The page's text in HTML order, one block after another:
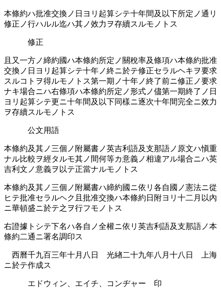
本條約ハ批准交換ノ日ヨリ起󠄁算シテ十年間及以下所󠄁定ノ通󠄁リ
修正ノ行ハルル迄ハ其ノ效力ヲ存續スルモノトス
修正
且又一方ノ締約國ハ本條約所󠄁定ノ關稅率󠄁及條項ハ本條約批准
交換ノ日ヨリ起󠄁算シテ十年ノ終󠄁ニ於テ修正セラルヘキヲ要󠄁求
スルコトヲ得ルモノトス第一期ノ十年ノ終󠄁了前ニ修正ノ要󠄁求
ナキ場合ニハ右條項ハ本條約所󠄁定ノ形式ノ儘第一期終󠄁了ノ日
ヨリ起󠄁算シテ更ニ十年間及以下同樣ニ逐󠄁次十年間完全ニ效力
ヲ存續スルモノトス
公文用語
本條約及其ノ三個ノ附屬書ノ英吉利語及支那語ノ原文ハ愼重
ナル比較ヲ經タルモ其ノ間何等カ意義ノ相違󠄂アル場合ニハ英
吉利文ノ意義ヲ以テ正當ナルモノトス
本條約及其ノ三個ノ附屬書ハ締約國ニ依リ各自國ノ憲法ニ從
ヒテ批准セラルヘク且批准交換ハ本條約日附ヨリ十二月以內
ニ華頓盛ニ於テ之ヲ行フモノトス
右證據トシテ下名ハ各自ノ全權ニ依リ英吉利語及支那語ノ本
條約二通ニ署名調󠄁印ス
西曆千九百三年十月八日 光緖二十九年八月十八日 上海
ニ於テ作成ス
エドウィン、エイチ、コンヂャー 印